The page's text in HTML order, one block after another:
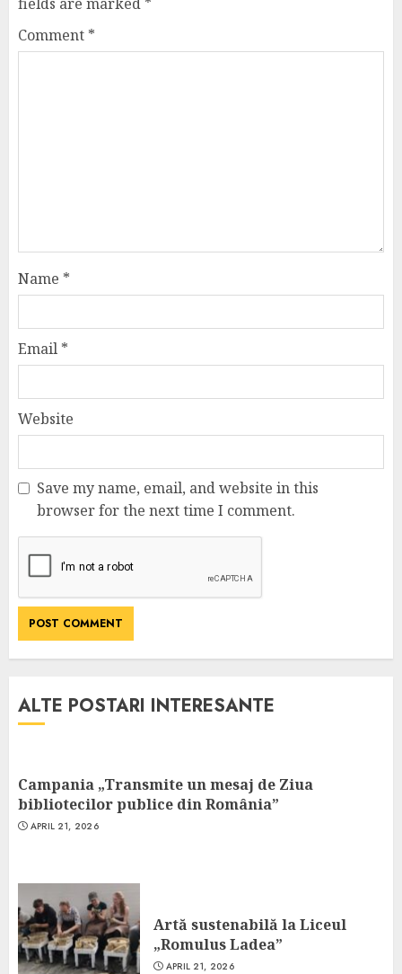
Comment *
Name *
Email *
Website
Save my name, email, and website in this
browser for the next time I comment.
ALTE POSTARI INTERESANTE
Campania „Transmite un mesaj de Ziua
bibliotecilor publice din România”
APRIL 21, 2026
Artă sustenabilă la Liceul
„Romulus Ladea”
APRIL 21, 2026